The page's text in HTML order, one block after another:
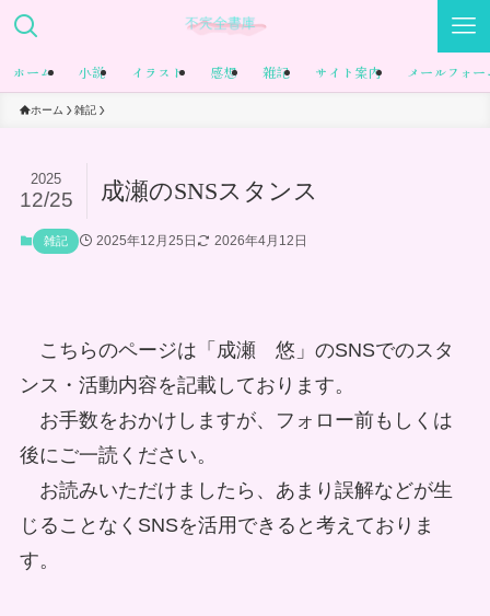
ホーム 小説 イラスト 感想 雑記 サイト案内 メールフォー
ホーム 雑記
成瀬のSNSスタンス
2025
12/25
雑記 2025年12月25日 2026年4月12日
こちらのページは「成瀬 悠」のSNSでのスタ
ンス・活動内容を記載しております。
お手数をおかけしますが、フォロー前もしくは
後にご一読ください。
お読みいただけましたら、あまり誤解などが生
じることなくSNSを活用できると考えておりま
す。